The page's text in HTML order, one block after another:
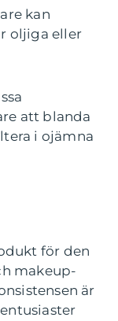
kan
oljiga eller
att blanda
i ojämna
för den
makeup-
är